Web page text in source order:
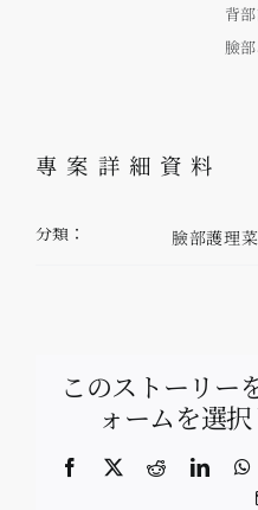
背部
臉
專案詳細資料
分類： 臉部護理
このストーリー
ォームを選択
Facebook Reddit